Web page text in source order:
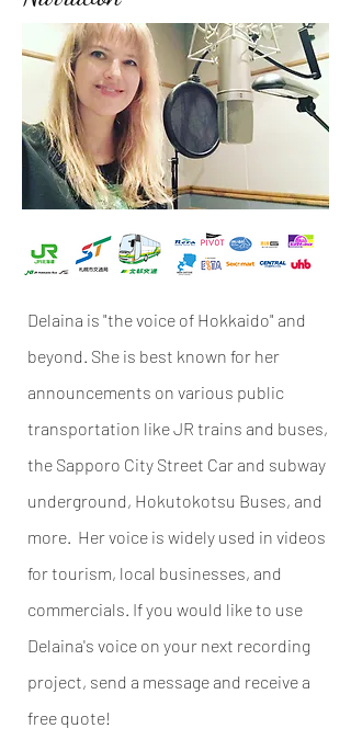
Delaina is "the voice of Hokkaido" and
beyond. She is best known for her
announcements on various public
transportation like JR trains and buses,
the Sapporo City Street Car and subway
underground, Hokutokotsu Buses, and
more. Her voice is widely used in videos
for tourism, local businesses, and
commercials. If you would like to use
Delaina's voice on your next recording
project, send a message and receive a
free quote!